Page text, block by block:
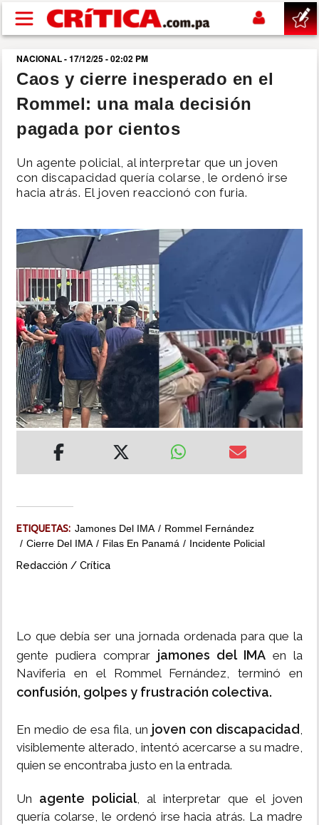
Pasar al contenido principal
buscar
SUCESOS
POLÍTICA
DEPORTES
MUNDO
INSÓLITAS
MULTIMEDIA
IMPRESO
NACIONAL - 17/12/25 - 02:02 PM
Caos y cierre inesperado en el
Rommel: una mala decisión
pagada por cientos
Un agente policial, al interpretar que un joven
con discapacidad quería colarse, le ordenó irse
hacia atrás. El joven reaccionó con furia.
ETIQUETAS: Jamones Del IMA
Rommel Fernández
Cierre Del IMA
Filas En Panamá Incidente Policial
Redacción / Crítica
Lo que debía ser una jornada ordenada para que la
gente pudiera comprar jamones del IMA en la
Naviferia en el Rommel Fernández, terminó en
confusión, golpes y frustración colectiva.
En medio de esa fila, un joven con discapacidad ,
visiblemente alterado, intentó acercarse a su madre,
quien se encontraba justo en la entrada.
Un agente policial, al interpretar que el joven
quería colarse, le ordenó irse hacia atrás. La madre